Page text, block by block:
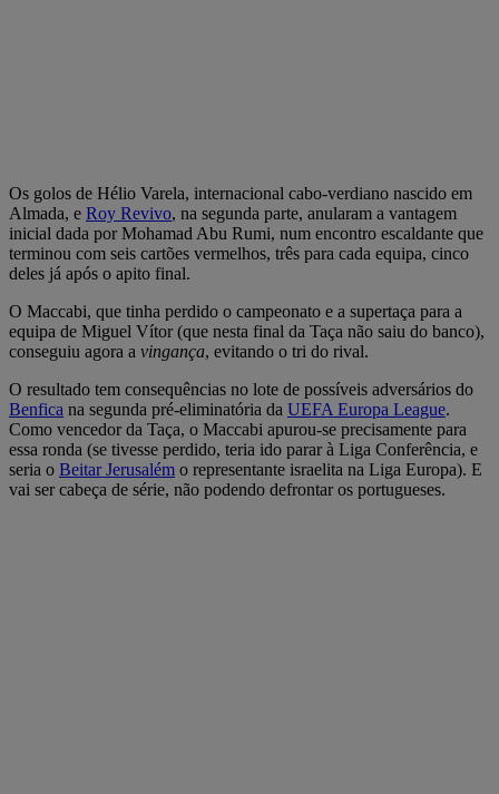
Os golos de Hélio Varela, internacional cabo-verdiano nascido em
Almada, e Roy Revivo, na segunda parte, anularam a vantagem
inicial dada por Mohamad Abu Rumi, num encontro escaldante que
terminou com seis cartões vermelhos, três para cada equipa, cinco
deles já após o apito final.
O Maccabi, que tinha perdido o campeonato e a supertaça para a
equipa de Miguel Vítor (que nesta final da Taça não saiu do banco),
conseguiu agora a vingança, evitando o tri do rival.
O resultado tem consequências no lote de possíveis adversários do
Benfica na segunda pré-eliminatória da UEFA Europa League.
Como vencedor da Taça, o Maccabi apurou-se precisamente para
essa ronda (se tivesse perdido, teria ido parar à Liga Conferência, e
seria o Beitar Jerusalém o representante israelita na Liga Europa). E
vai ser cabeça de série, não podendo defrontar os portugueses.